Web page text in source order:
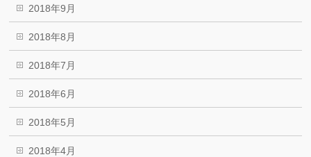
2018年9月
2018年8月
2018年7月
2018年6月
2018年5月
2018年4月